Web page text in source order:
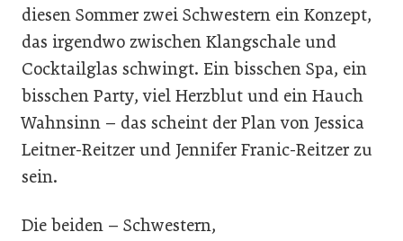
diesen Sommer zwei Schwestern ein Konzept,
das irgendwo zwischen Klangschale und
Cocktailglas schwingt. Ein bisschen Spa, ein
bisschen Party, viel Herzblut und ein Hauch
Wahnsinn – das scheint der Plan von Jessica
Leitner-Reitzer und Jennifer Franic-Reitzer zu
sein.
Die beiden – Schwestern,